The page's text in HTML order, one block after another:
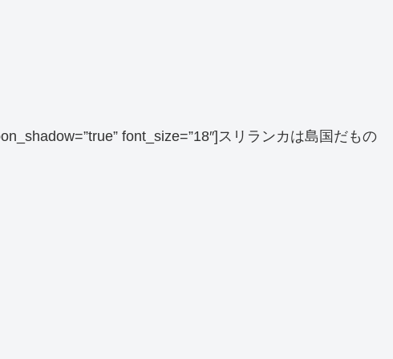
font_size=”18″]スリランカは島国だもの